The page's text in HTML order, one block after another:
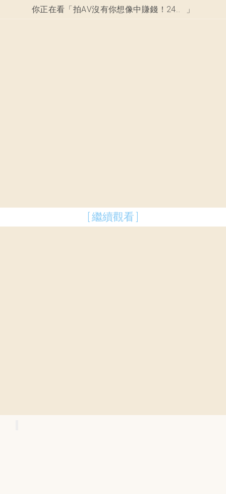
你正在看「 拍AV沒有你想像中賺錢！24歲女偶像退團下海拍片，公開存款哀嘆「自己是有多底層...」 」
[ 繼續觀看 ]